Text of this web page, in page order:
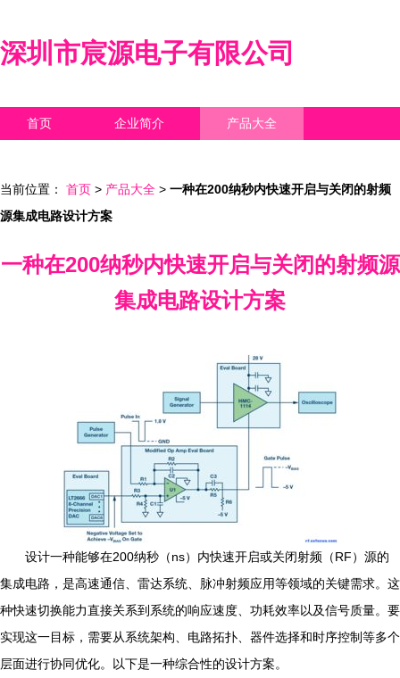
深圳市宸源电子有限公司
首页 企业简介 产品大全
当前位置： 首页 > 产品大全 > 一种在200纳秒内快速开启与关闭的射频
源集成电路设计方案
一种在200纳秒内快速开启与关闭的射频源
集成电路设计方案
设计一种能够在200纳秒（ns）内快速开启或关闭射频（RF）源的
集成电路，是高速通信、雷达系统、脉冲射频应用等领域的关键需求。这
种快速切换能力直接关系到系统的响应速度、功耗效率以及信号质量。要
实现这一目标，需要从系统架构、电路拓扑、器件选择和时序控制等多个
层面进行协同优化。以下是一种综合性的设计方案。